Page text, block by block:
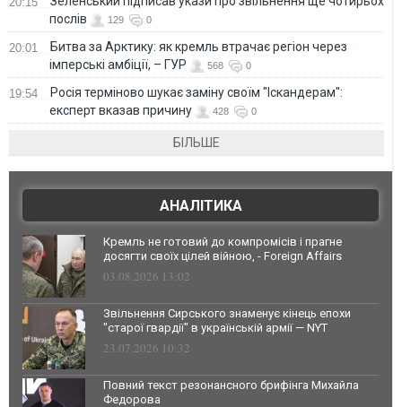
послів
129 0
20:01
Битва за Арктику: як кремль втрачає регіон через
імперські амбіції, – ГУР
568 0
19:54
Росія терміново шукає заміну своїм "Іскандерам":
експерт вказав причину
428 0
БІЛЬШЕ
АНАЛІТИКА
Кремль не готовий до компромісів і прагне
досягти своїх цілей війною, - Foreign Affairs
03.08.2026 13:02
Звільнення Сирського знаменує кінець епохи
"старої гвардії" в українській армії — NYT
23.07.2026 10:32
Повний текст резонансного брифінга Михайла
Федорова